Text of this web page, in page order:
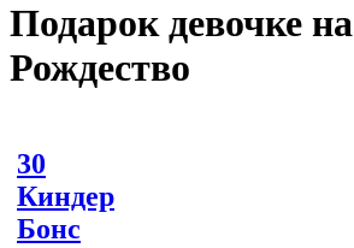
Подарок девочке на
Рождество
30
Киндер
Бонс